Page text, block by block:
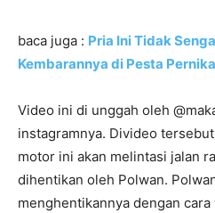
baca juga : Pria Ini Tidak
Kembarannya di Pesta
Video ini di unggah oleh
instagramnya. Divideo
motor ini akan melintasi jalan
dihentikan oleh Polwan.
menghentikannya dengan